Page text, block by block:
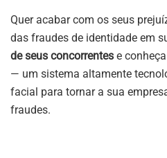
Quer acabar com os seus
das fraudes de identidade em
de seus concorrentes e
— um sistema altamente
facial para tornar a sua
fraudes.